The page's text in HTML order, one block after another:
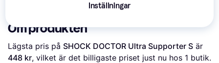
Om produkten
Lägsta pris på SHOCK DOCTOR Ultra Supporter S
448 kr, vilket är det billigaste priset just nu hos 1 butik.
Inställningar